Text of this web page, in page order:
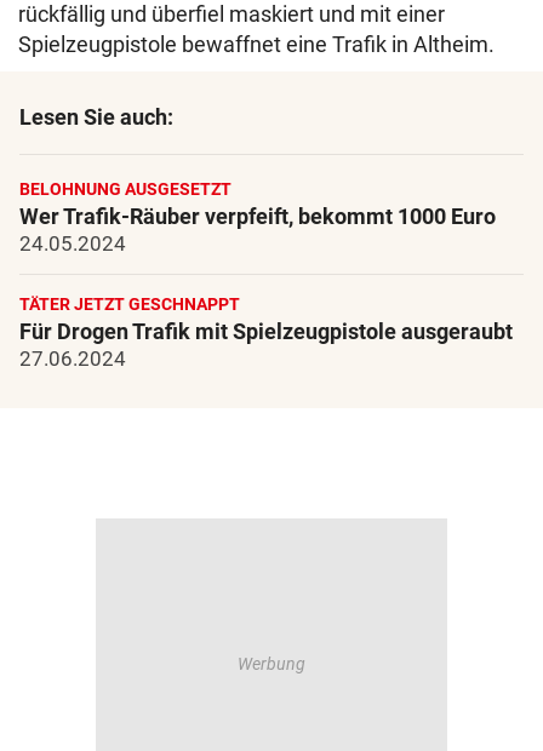
rückfällig und überfiel maskiert und mit einer
Spielzeugpistole bewaffnet eine Trafik in Altheim.
Lesen Sie auch:
BELOHNUNG AUSGESETZT
Wer Trafik-Räuber verpfeift, bekommt 1000 Euro
24.05.2024
TÄTER JETZT GESCHNAPPT
Für Drogen Trafik mit Spielzeugpistole ausgeraubt
27.06.2024